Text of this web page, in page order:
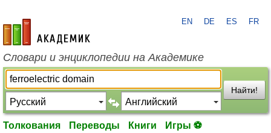
academic.ru
EN DE ES FR
Словари и энциклопедии на Академике
Найти!
Толкования Переводы Книги Игры ⚽